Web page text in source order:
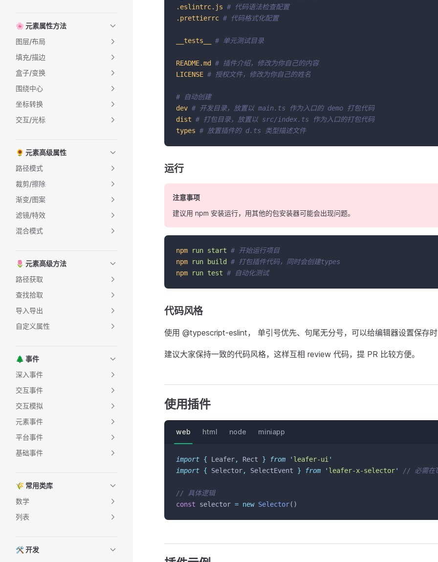
🌸 元素属性方法
图层/布局
填充/描边
盒子/变换
围绕中心
坐标转换
交互/光标
🌻 元素高级属性
路径模式
裁剪/擦除
渐变/图案
滤镜/特效
混合模式
🌷 元素高级方法
路径获取
查找拾取
导入导出
自定义属性
🌲 事件
深入事件
交互事件
交互模拟
元素事件
平台事件
基础事件
🌾 常用类库
数学
列表
🛠 开发
.eslintrc.js # 代码语法检查配置
.prettierrc # 代码格式化配置
__tests__ # 单元测试目录
README.md
# 插件介绍，修改为你自己的内容
LICENSE # 授权文件，修改为你自己的姓名
# 自动创建
dev # 开发目录，放置以 main.ts 作为入口的 demo 打包代码
dist # 打包目录，放置以 src/index.ts 作为入口的打包代码
types # 放置插件的 d.ts 类型描述文件
运行
注意事项
建议用 npm 安装运行，用其他的包安装器可能会出现问题。
npm run start # 开始运行项目
npm
run build
# 打包插件代码，同时会创建types
npm
run test # 自动化测试
代码风格
使用 @typescript-eslint， 单引号优先、句尾无分号，可以给编辑器设置保存
建议大家保持一致的代码风格，这样互相 review 代码，提 PR 比较方便。
使用插件
web html node miniapp
import { Leafer, Rect } from ' leafer-ui '
import { Selector, SelectEvent } from ' leafer-x-selector' // 必需在
// 具体逻辑
const selector = new Selector()